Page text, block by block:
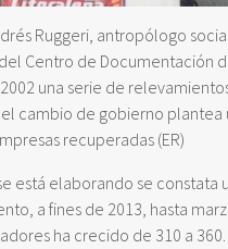
Ruggeri, antropólogo
Centro de Documentación
una serie de
cambio de gobierno plantea
recuperadas (ER)
está elaborando se constata
a fines de 2013, hasta
ha crecido de 310 a